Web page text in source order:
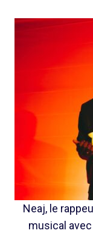
Neaj, le
musical